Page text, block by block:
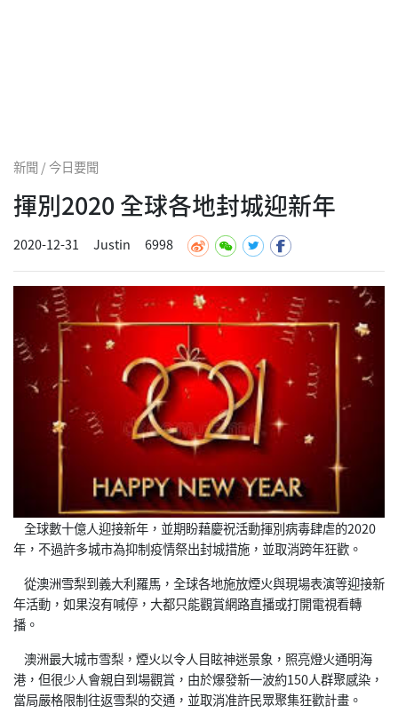
新聞 / 今日要聞
揮別2020 全球各地封城迎新年
2020-12-31 Justin 6998
全球數十億人迎接新年，並期盼藉慶祝活動揮別病毒肆虐的2020
年，不過許多城市為抑制疫情祭出封城措施，並取消跨年狂歡。
從澳洲雪梨到義大利羅馬，全球各地施放煙火與現場表演等迎接新
年活動，如果沒有喊停，大都只能觀賞網路直播或打開電視看轉
播。
澳洲最大城市雪梨，煙火以令人目眩神迷景象，照亮燈火通明海
港，但很少人會親自到場觀賞，由於爆發新一波約150人群聚感染，
當局嚴格限制往返雪梨的交通，並取消准許民眾聚集狂歡計畫。